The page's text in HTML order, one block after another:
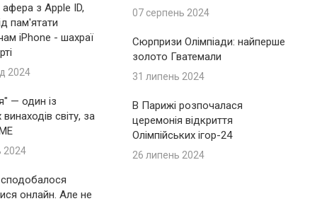
з Apple ID,
пам'ятати
iPhone - шахраї
2024
— один із
світу, за
2024
онлайн. Але не
07 серпень 2024
Сюрпризи Олімпіади: найперше
золото Гватемали
31 липень 2024
В Парижі розпочалася
церемонія відкриття
Олімпійських ігор-24
26 липень 2024